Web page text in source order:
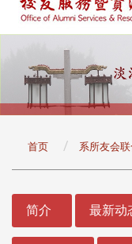
首页 系所友会
简介 最新动